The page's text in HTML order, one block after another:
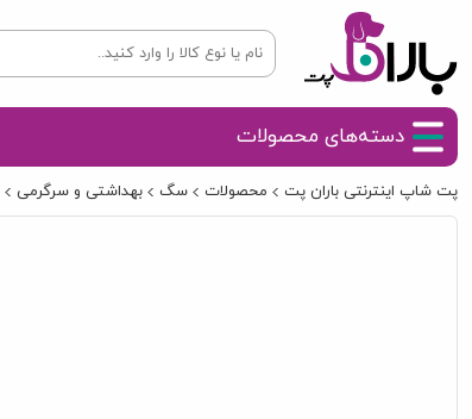
دسته‌های محصولات
پت شاپ اینترنتی باران پت محصولات سگ بهداشتی و سرگرمی